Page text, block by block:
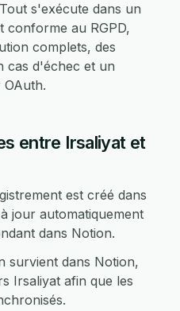
s'exécute dans un
conforme au RGPD,
complets, des
cas d'échec et un
entre Irsaliyat et
est créé dans
jour automatiquement
dans Notion.
survient dans Notion,
Irsaliyat afin que les